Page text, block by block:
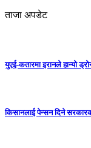
ताजा अपडेट
युएई-कतारमा इरानले हान्यो
किसानलाई पेन्सन दिने